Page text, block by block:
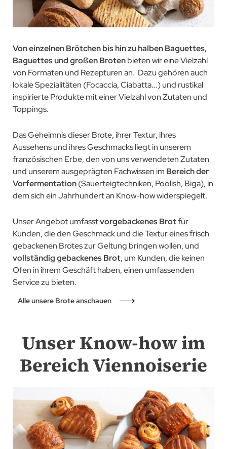
Von einzelnen Brötchen bis hin zu halben Baguettes,
Baguettes und großen Brotenbieten wir eine Vielzahl
von Formaten und Rezepturen an. Dazu gehören auch
lokale Spezialitäten (Focaccia, Ciabatta...) und rustikal
inspirierte Produkte mit einer Vielzahl von Zutaten und
Toppings.
Das Geheimnis dieser Brote, ihrer Textur, ihres
Aussehens und ihres Geschmacks liegt in unserem
französischen Erbe, den von uns verwendeten Zutaten
und unserem ausgeprägten Fachwissen im Bereich der
Vorfermentation(Sauerteigtechniken, Poolish, Biga), in
dem sich ein Jahrhundert an Know-how widerspiegelt.
Unser Angebot umfasstvorgebackenes Brotfür
Kunden, die den Geschmack und die Textur eines frisch
gebackenen Brotes zur Geltung bringen wollen, und
vollständig gebackenes Brot, um Kunden, die keinen
Ofen in ihrem Geschäft haben, einen umfassenden
Service zu bieten.
Alle unsere Brote anschauen
Unser Know-how im
Bereich Viennoiserie